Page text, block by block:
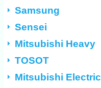
Samsung
Sensei
Mitsubishi Heavy
TOSOT
Mitsubishi Electric